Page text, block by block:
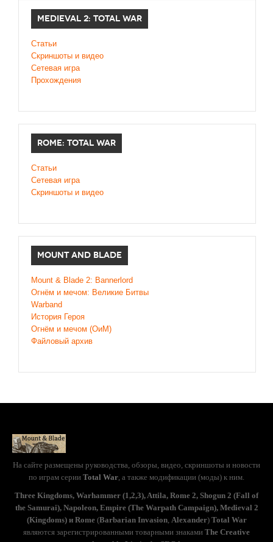
MEDIEVAL 2: TOTAL WAR
Статьи
Скриншоты и видео
Сетевая игра
Прохождения
ROME: TOTAL WAR
Статьи
Сетевая игра
Скриншоты и видео
MOUNT AND BLADE
Mount & Blade 2: Bannerlord
Огнём и мечом: Великие Битвы
Warband
История Героя
Огнём и мечом (ОиМ)
Файловый архив
На сайте размещены руководства, обзоры, видео, скриншоты и новости
по играм серии Total War, а также модификации (моды) к ним.
Three Kingdoms, Warhammer (1,2,3), Attila, Rome 2, Shogun 2 (Fall of
the Samurai), Napoleon, Empire (The Warpath Campaign), Medieval 2
(Kingdoms) и Rome (Barbarian Invasion, Alexander)Total War
являются зарегистрированными товарными знаками The Creative